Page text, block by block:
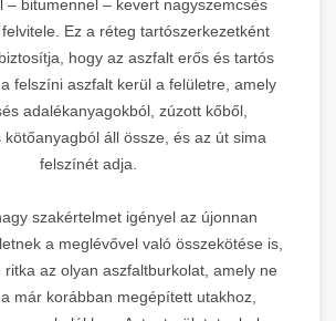
– bitumennel – kevert nagyszemcsés
Ez a réteg tartószerkezetként
hogy az aszfalt erős és tartós
felszíni aszfalt kerül a felületre, amely
adalékanyagokból, zúzott kőből,
kötőanyagból áll össze, és az út sima
felszínét adja.
szakértelmet igényel az újonnan
a meglévővel való összekötése is,
ritka az olyan aszfaltburkolat, amely ne
már korábban megépített utakhoz,